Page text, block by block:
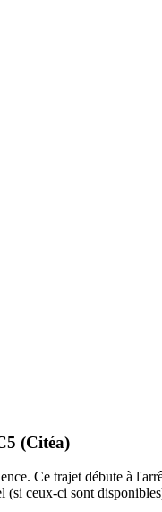
(Citéa)
Ce trajet débute à
(si ceux-ci sont